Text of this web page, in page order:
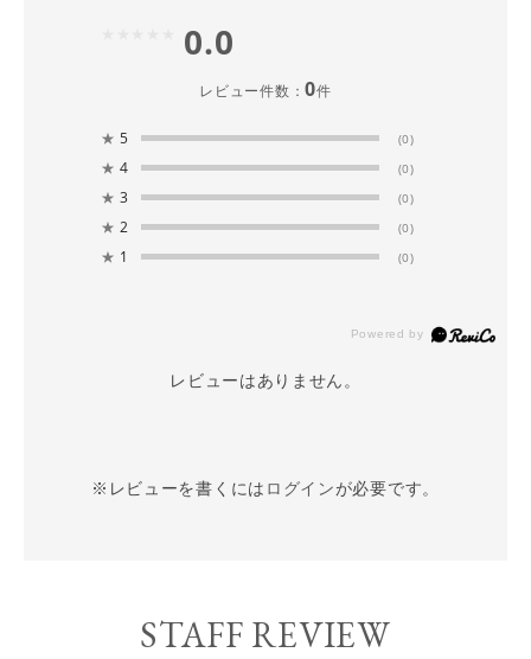
0.0
レビュー件数：0件
★ 5 (0)
★ 4 (0)
★ 3 (0)
★ 2 (0)
★ 1 (0)
レビューはありません。
※レビューを書くには ログインが必要です。
STAFF REVIEW